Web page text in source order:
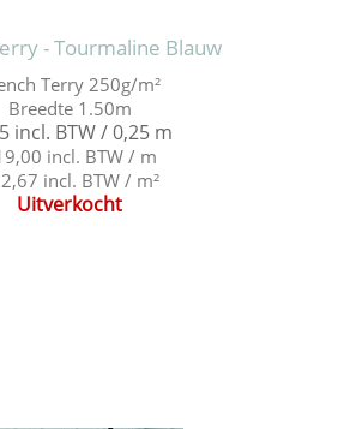
- Tourmaline Blauw
Terry 250g/m²
Breedte 1.50m
incl. BTW / 0,25 m
incl. BTW / m
incl. BTW / m²
Uitverkocht